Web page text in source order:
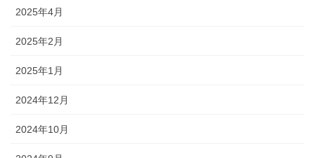
2025年4月
2025年2月
2025年1月
2024年12月
2024年10月